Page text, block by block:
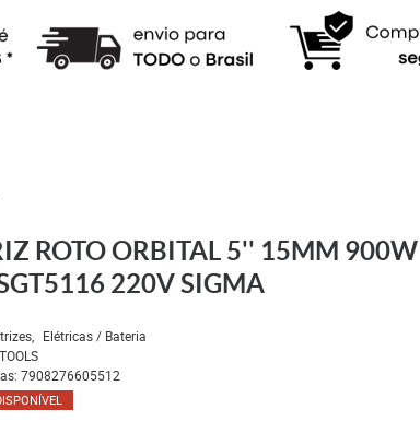
ROTO ORBITAL 5'' 15MM
220V SIGMA
Elétricas / Bateria
7908276605512